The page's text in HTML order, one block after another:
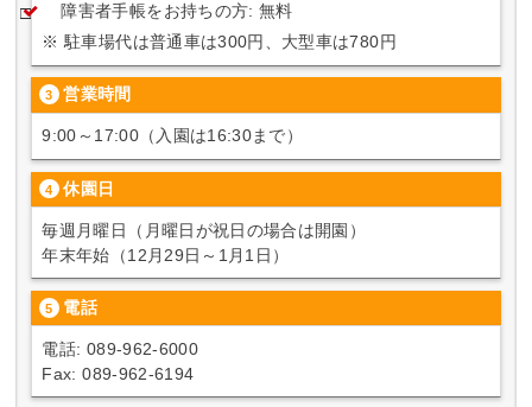
障害者手帳をお持ちの方: 無料
※ 駐車場代は普通車は300円、大型車は780円
営業時間
9:00～17:00（入園は16:30まで）
休園日
毎週月曜日（月曜日が祝日の場合は開園）
年末年始（12月29日～1月1日）
電話
電話: 089-962-6000
Fax: 089-962-6194